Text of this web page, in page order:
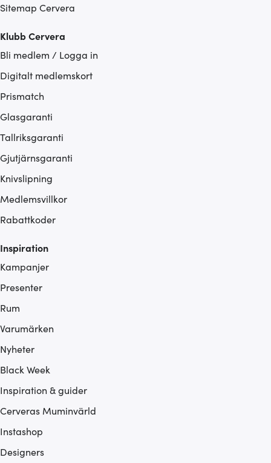
Sitemap Cervera
Klubb Cervera
Bli medlem / Logga in
Digitalt medlemskort
Prismatch
Glasgaranti
Tallriksgaranti
Gjutjärnsgaranti
Knivslipning
Medlemsvillkor
Rabattkoder
Inspiration
Kampanjer
Presenter
Rum
Varumärken
Nyheter
Black Week
Inspiration & guider
Cerveras Muminvärld
Instashop
Designers